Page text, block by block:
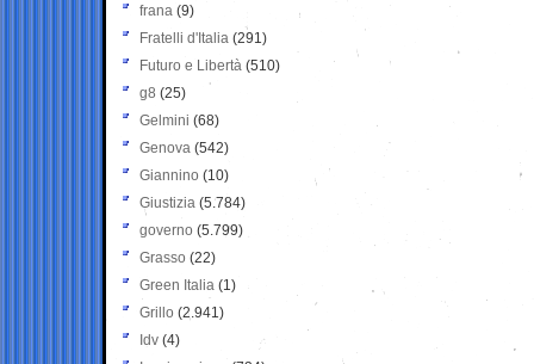
frana (9)
Fratelli d'Italia (291)
Futuro e Libertà (510)
g8 (25)
Gelmini (68)
Genova (542)
Giannino (10)
Giustizia (5.784)
governo (5.799)
Grasso (22)
Green Italia (1)
Grillo (2.941)
Idv (4)